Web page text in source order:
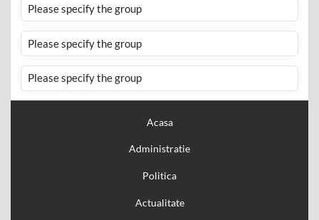
Please specify the group
Please specify the group
Please specify the group
Acasa
Administratie
Politica
Actualitate